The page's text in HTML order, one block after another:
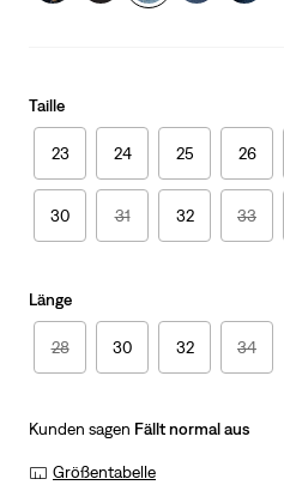
Taille
23 24 25 26
30 31 32 33
Länge
28 30 32 34
Kunden sagen Fällt normal aus
Größentabelle